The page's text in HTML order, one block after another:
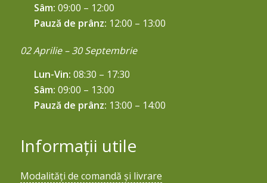
Sâm: 09:00 – 12:00
Pauză de prânz: 12:00 – 13:00
02 Aprilie – 30 Septembrie
Lun-Vin: 08:30 – 17:30
Sâm: 09:00 – 13:00
Pauză de prânz: 13:00 – 14:00
Informații utile
Modalități de comandă și livrare